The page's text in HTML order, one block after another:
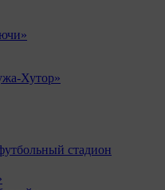
Хутор»
стадион